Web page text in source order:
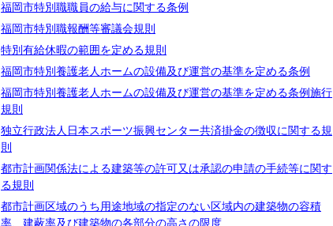
福岡市特別職職員の給与に関する条例
福岡市特別職報酬等審議会規則
特別有給休暇の範囲を定める規則
福岡市特別養護老人ホームの設備及び運営の基準を定める条例
福岡市特別養護老人ホームの設備及び運営の基準を定める条例施行
規則
独立行政法人日本スポーツ振興センター共済掛金の徴収に関する規
則
都市計画関係法による建築等の許可又は承認の申請の手続等に関す
る規則
都市計画区域のうち用途地域の指定のない区域内の建築物の容積
率、建蔽率及び建築物の各部分の高さの限度